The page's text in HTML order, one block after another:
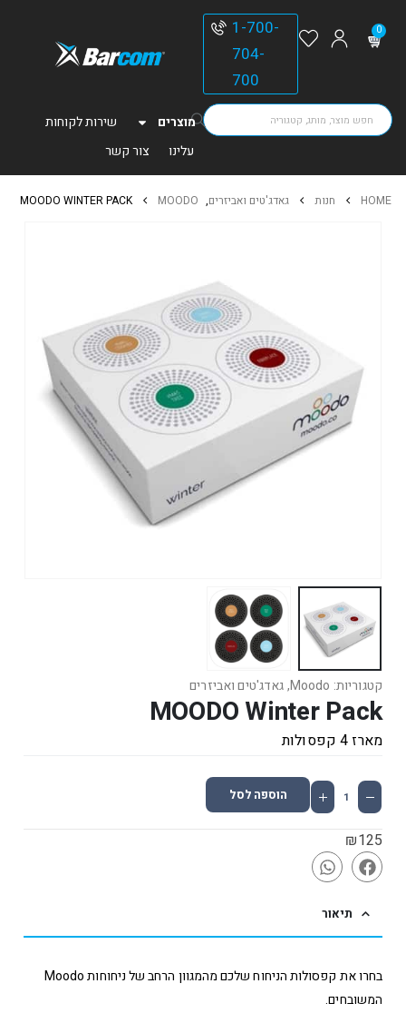
0
1-700-
704-
700
מוצרים
שירות לקוחות
עלינו
צור קשר
HOME חנות גאדג'טים ואביזרים,
MOODO
MOODO WINTER PACK
קטגוריות: Moodo
,גאדג'טים ואביזרים
MOODO Winter Pack
מארז 4 קפסולות
₪125
הוספה לסל
תיאור
בחרו את קפסולות הניחוח שלכם מהמגוון הרחב של ניחוחות Moodo
המשובחים.